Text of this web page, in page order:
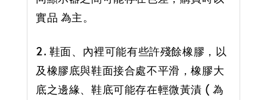
實品 為主。
2. 鞋面、內裡可能有些許殘餘橡膠，以
及橡膠底與鞋面接合處不平滑，橡膠大
底之邊緣、鞋底可能存在輕微黃漬 ( 為